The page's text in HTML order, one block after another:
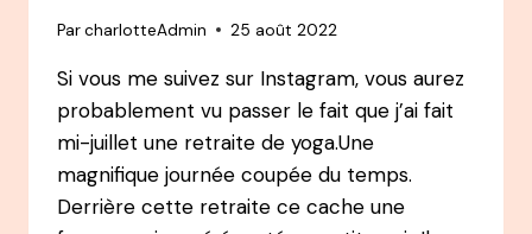
ParcharlotteAdmin 25 août 2022
Si vous me suivez sur Instagram, vous aurez
probablement vu passer le fait que j’ai fait
mi-juillet une retraite de yoga.Une
magnifique journée coupée du temps.
Derrière cette retraite ce cache une